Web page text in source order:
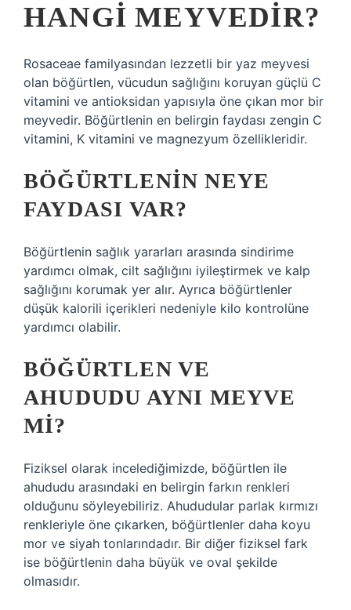
HANGI MEYVEDIR?
Rosaceae familyasından lezzetli bir yaz meyvesi
olan böğürtlen, vücudun sağlığını koruyan güçlü C
vitamini ve antioksidan yapısıyla öne çıkan mor bir
meyvedir. Böğürtlenin en belirgin faydası zengin C
vitamini, K vitamini ve magnezyum özellikleridir.
BÖĞÜRTLENIN NEYE
FAYDASI VAR?
Böğürtlenin sağlık yararları arasında sindirime
yardımcı olmak, cilt sağlığını iyileştirmek ve kalp
sağlığını korumak yer alır. Ayrıca böğürtlenler
düşük kalorili içerikleri nedeniyle kilo kontrolüne
yardımcı olabilir.
BÖĞÜRTLEN VE
AHUDUDU AYNI MEYVE
MI?
Fiziksel olarak incelediğimizde, böğürtlen ile
ahududu arasındaki en belirgin farkın renkleri
olduğunu söyleyebiliriz. Ahududular parlak kırmızı
renkleriyle öne çıkarken, böğürtlenler daha koyu
mor ve siyah tonlarındadır. Bir diğer fiziksel fark
ise böğürtlenin daha büyük ve oval şekilde
olmasıdır.